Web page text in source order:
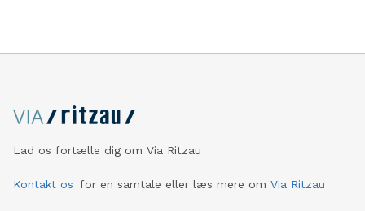
Lad os fortælle dig om Via Ritzau
Kontakt os for en samtale eller læs mere om Via Ritzau